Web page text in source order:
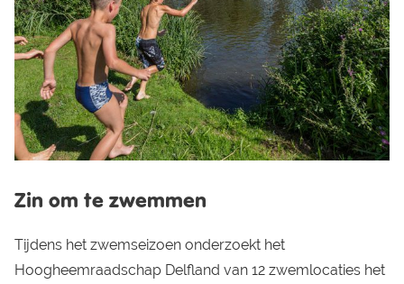
Zin om te zwemmen
Tijdens het zwemseizoen onderzoekt het
Hoogheemraadschap Delfland van 12 zwemlocaties het